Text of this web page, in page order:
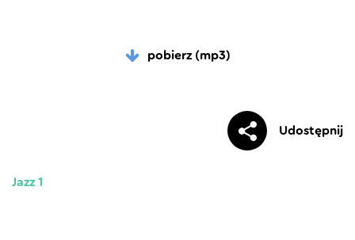
pobierz (mp3)
Udostępnij
Jazz 1